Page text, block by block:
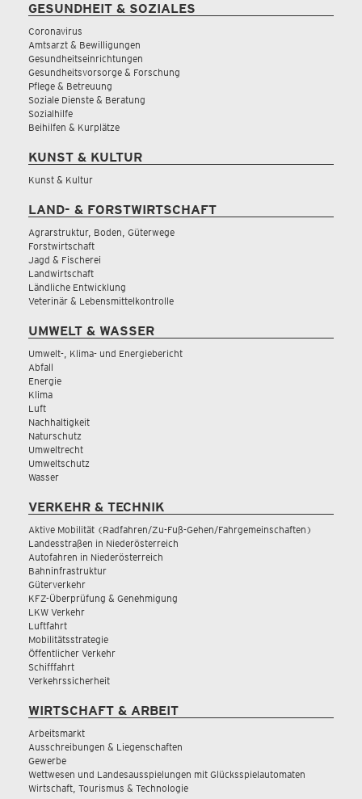
GESUNDHEIT & SOZIALES
Coronavirus
Amtsarzt & Bewilligungen
Gesundheitseinrichtungen
Gesundheitsvorsorge & Forschung
Pflege & Betreuung
Soziale Dienste & Beratung
Sozialhilfe
Beihilfen & Kurplätze
KUNST & KULTUR
Kunst & Kultur
LAND- & FORSTWIRTSCHAFT
Agrarstruktur, Boden, Güterwege
Forstwirtschaft
Jagd & Fischerei
Landwirtschaft
Ländliche Entwicklung
Veterinär & Lebensmittelkontrolle
UMWELT & WASSER
Umwelt-, Klima- und Energiebericht
Abfall
Energie
Klima
Luft
Nachhaltigkeit
Naturschutz
Umweltrecht
Umweltschutz
Wasser
VERKEHR & TECHNIK
Aktive Mobilität (Radfahren/Zu-Fuß-Gehen/Fahrgemeinschaften)
Landesstraßen in Niederösterreich
Autofahren in Niederösterreich
Bahninfrastruktur
Güterverkehr
KFZ-Überprüfung & Genehmigung
LKW Verkehr
Luftfahrt
Mobilitätsstrategie
Öffentlicher Verkehr
Schifffahrt
Verkehrssicherheit
WIRTSCHAFT & ARBEIT
Arbeitsmarkt
Ausschreibungen & Liegenschaften
Gewerbe
Wettwesen und Landesausspielungen mit Glücksspielautomaten
Wirtschaft, Tourismus & Technologie